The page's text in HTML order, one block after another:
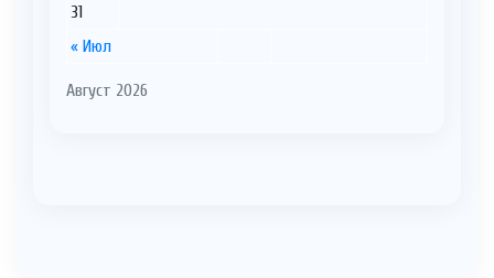
Август 2026
« Июл
31